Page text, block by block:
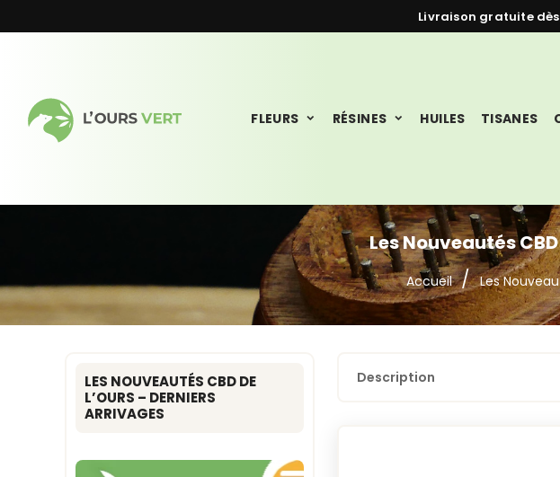
Livraison gratuite dès
FLEURS RÉSINES HUILES TISANES
Les Nouveautés
Accueil Les
LES NOUVEAUTÉS CBD DE
L’OURS – DERNIERS
ARRIVAGES
Description